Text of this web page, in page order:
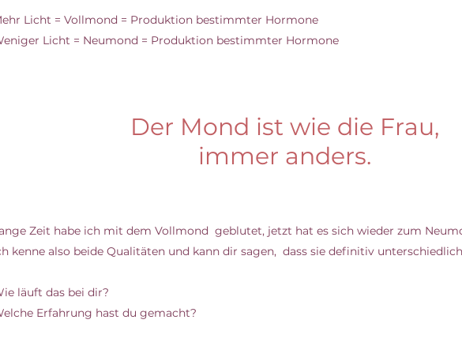
Licht = Vollmond = Produktion bestimmter Hormone
Licht = Neumond = Produktion bestimmter Hormone
Der Mond ist wie die Frau,
immer anders.
Zeit habe ich mit dem Vollmond  geblutet, jetzt hat es sich wieder zum
kenne also beide Qualitäten und kann dir sagen,  dass sie definitiv
läuft das bei dir?
Erfahrung hast du gemacht?